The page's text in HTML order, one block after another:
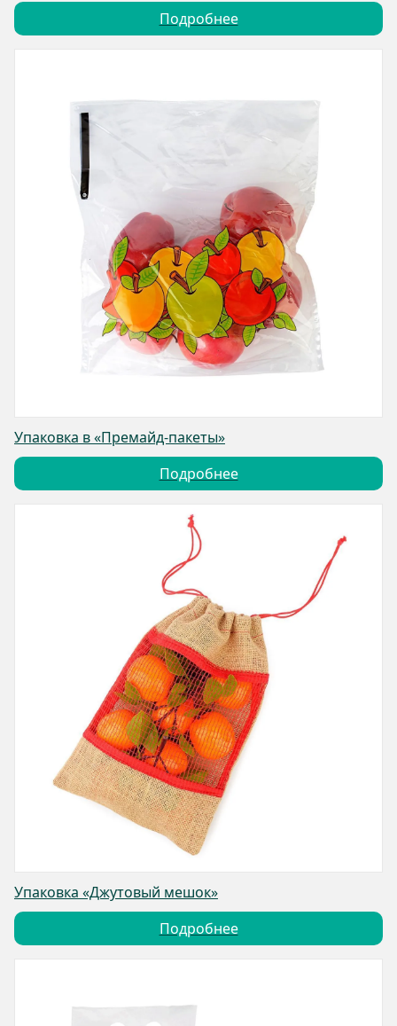
Подробнее
Упаковка в «Премайд-пакеты»
Подробнее
Упаковка «Джутовый мешок»
Подробнее